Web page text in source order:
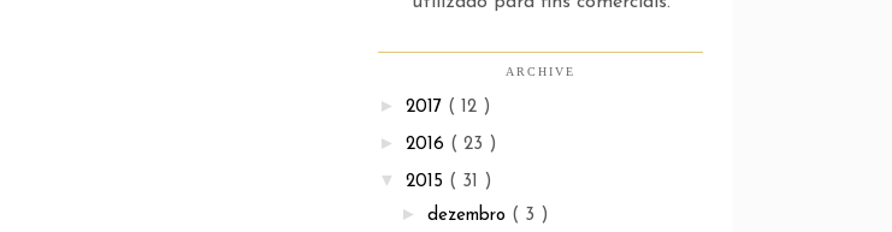
ARCHIVE
► 2017 ( 12 )
► 2016 ( 23 )
▼ 2015 ( 31 )
► dezembro ( 3 )